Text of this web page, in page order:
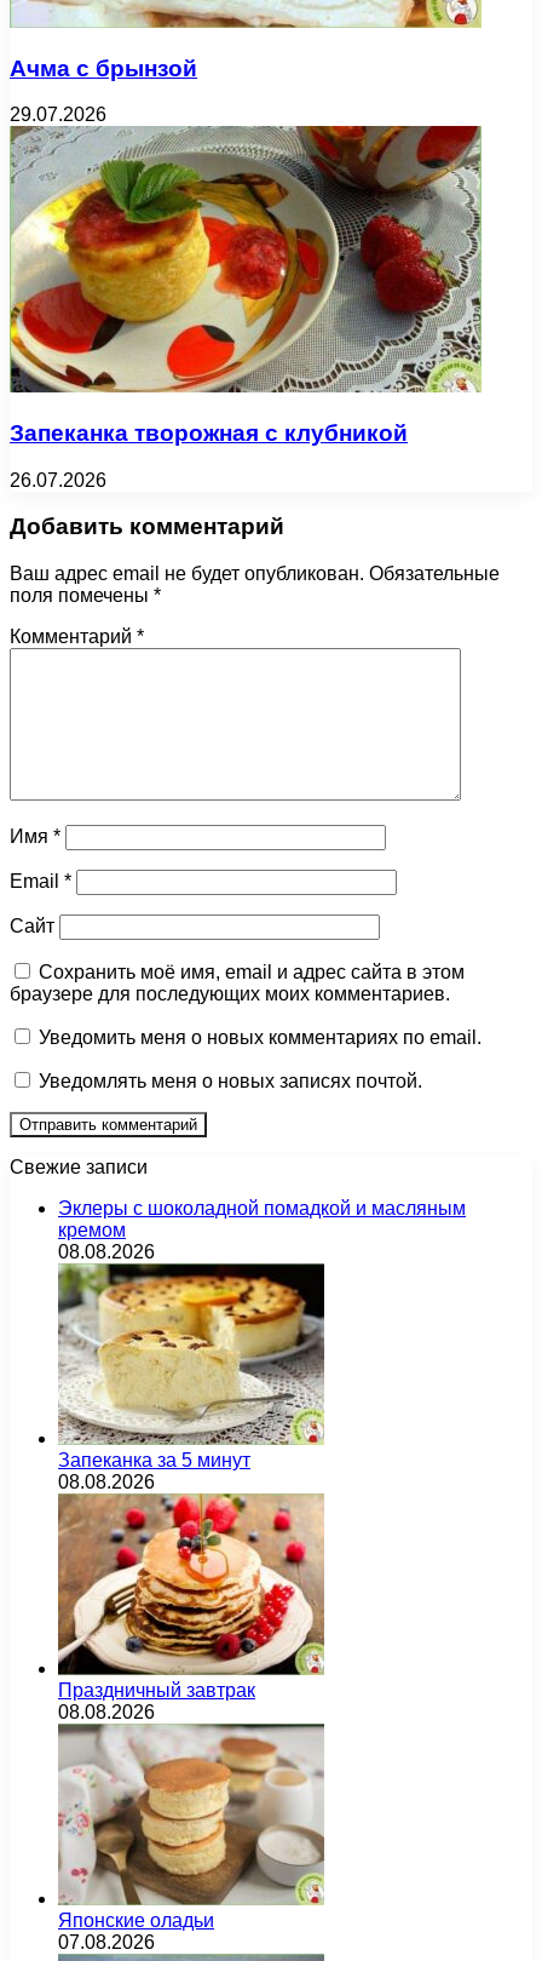
Ачма с брынзой
29.07.2026
Запеканка творожная с клубникой
26.07.2026
Добавить комментарий
Ваш адрес email не будет опубликован. Обязательные
поля помечены *
Комментарий *
Имя *
Email *
Сайт
Сохранить моё имя, email и адрес сайта в этом
браузере для последующих моих комментариев.
Уведомить меня о новых комментариях по email.
Уведомлять меня о новых записях почтой.
Свежие записи
Эклеры с шоколадной помадкой и масляным
кремом
08.08.2026
Запеканка за 5 минут
08.08.2026
Праздничный завтрак
08.08.2026
Японские оладьи
07.08.2026